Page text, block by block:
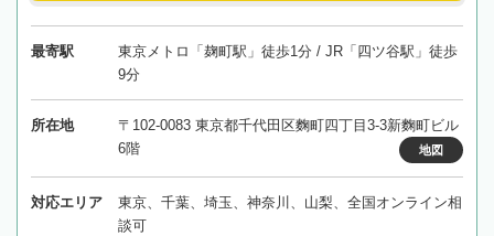
最寄駅
東京メトロ「麹町駅」徒歩1分 / JR「四ツ谷駅」徒歩
9分
所在地
〒102-0083 東京都千代田区麴町四丁目3-3新麴町ビル
6階
地図
対応エリア
東京、千葉、埼玉、神奈川、山梨、全国オンライン相
談可